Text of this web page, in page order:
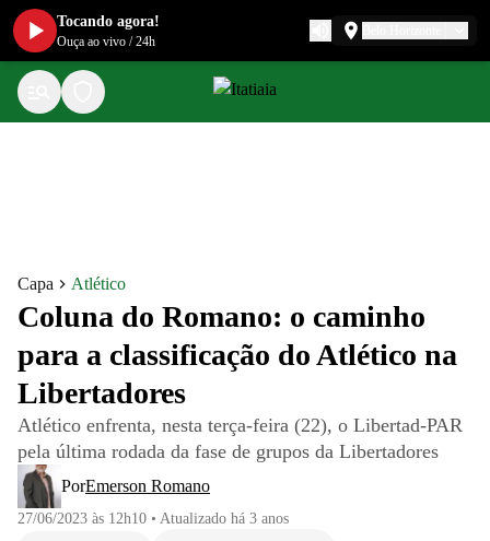
Capa Atlético
Coluna do Romano: o caminho
para a classificação do Atlético na
Libertadores
Atlético enfrenta, nesta terça-feira (22), o Libertad-PAR
pela última rodada da fase de grupos da Libertadores
PorEmerson Romano
27/06/2023 às 12h10 • Atualizado há 3 anos
Tocando agora!
Ouça ao vivo /24h